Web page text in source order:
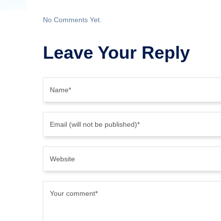
No Comments Yet.
Leave Your Reply